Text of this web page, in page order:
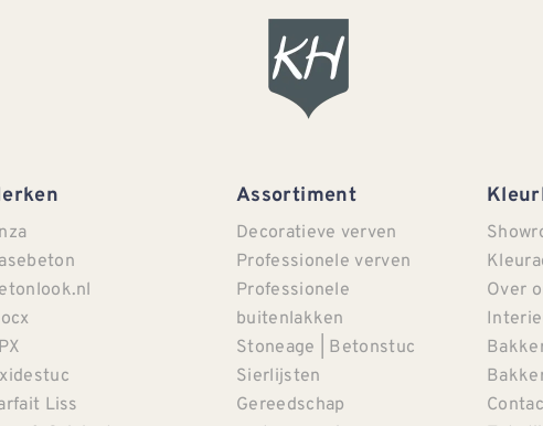
Liss
Assortiment
Decoratieve verven
Professionele verven
Professionele
buitenlakken
Stoneage | Betonstuc
Sierlijsten
Gereedschap
Over